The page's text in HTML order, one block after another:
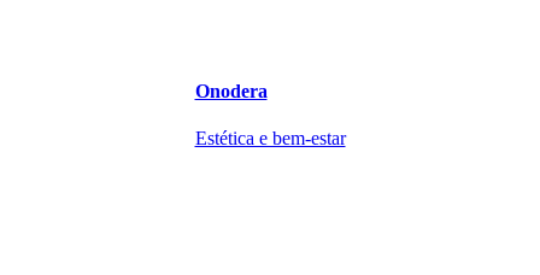
Onodera
Estética e bem-estar